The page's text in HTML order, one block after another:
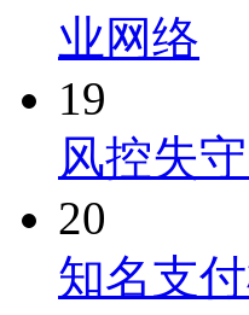
业网络
19
风控失
20
知名支